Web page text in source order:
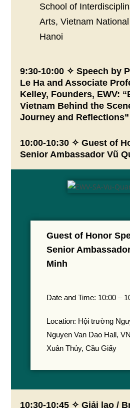
School of
Arts, Vietnam
Hanoi
9:30-10:00 ✧ Speech by
Le Ha and Associate
Kelley, Founders, EWV:
Vietnam Behind the
Journey and Reflections”
10:00-10:30 ✧ Guest of
Senior Ambassador Vũ
Guest of Honor
Senior
Minh
Date and Time: 10:00 –
Location: Hội trường
Nguyen Van Dao Hall,
Xuân Thủy, Cầu Giấy
10:30-10:45 ✧ Giải lao /